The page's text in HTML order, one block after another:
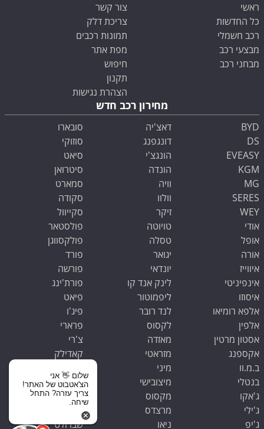
ראשי
כל החדשות
רכב חשמלי
מבצעי רכב
מבחני רכב
צור קשר
צריכת דלק
תמונות רכבים
מפת אתר
חיפוש
תקנון
הצהרת נגישות
מחירון רכב חדש
BYD
DS
EVEASY
KGM
MG
SERES
WEY
אודי
אופל
אורה
איווייז
אינפיניטי
איסוזו
אלפא רומיאו
אלפין
אסטון מרטין
אקספנג
ב.מ.וו
בנטלי
ג'אקו
ג'ילי
ג'יפ
דאצ'יה
דונגפנג
הונגצ'י
הונדה
וויה
וולוו
זיקר
טויוטה
טסלה
יגואר
יונדאי
לינק אנד קו
ליפמוטור
לנד רובר
לקסוס
מאזדה
מזראטי
מיני
מיצובישי
מקסוס
מרצדס
ניאו
סובארו
סוזוקי
סיאט
סיטרואן
סמארט
סקודה
סקייוול
פולסטאר
פולקסווגן
פורד
פורשה
פורת'ינג
פיאט
פיג'ו
פרארי
צ'רי
קאדילק
קיה
ראם
רנו
שברולט
שלום 👋 אני
הצ'אטבוט של האתר!
צריך עזרה? התחל
שיחה.